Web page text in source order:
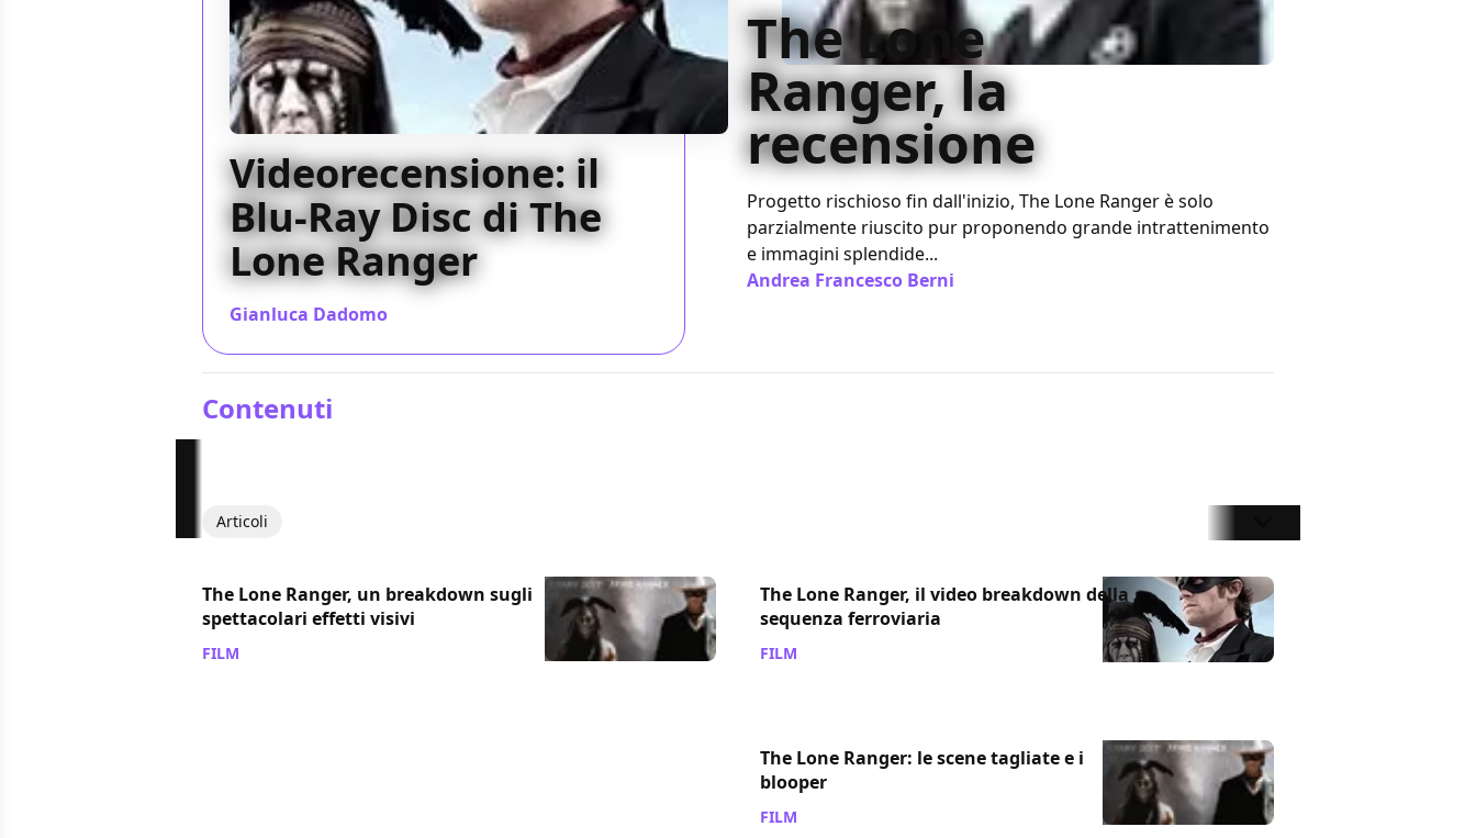
Videorecensione: il
Blu-Ray Disc di The
Lone Ranger
Gianluca Dadomo
The Lone
Ranger, la
recensione
Progetto rischioso fin dall'inizio, The Lone Ranger è solo
parzialmente riuscito pur proponendo grande intrattenimento
e immagini splendide...
Andrea Francesco Berni
Contenuti
Articoli
The Lone Ranger, un breakdown sugli
spettacolari effetti visivi
FILM
The Lone Ranger, il video breakdown della
sequenza ferroviaria
FILM
The Lone Ranger: le scene tagliate e i
blooper
FILM